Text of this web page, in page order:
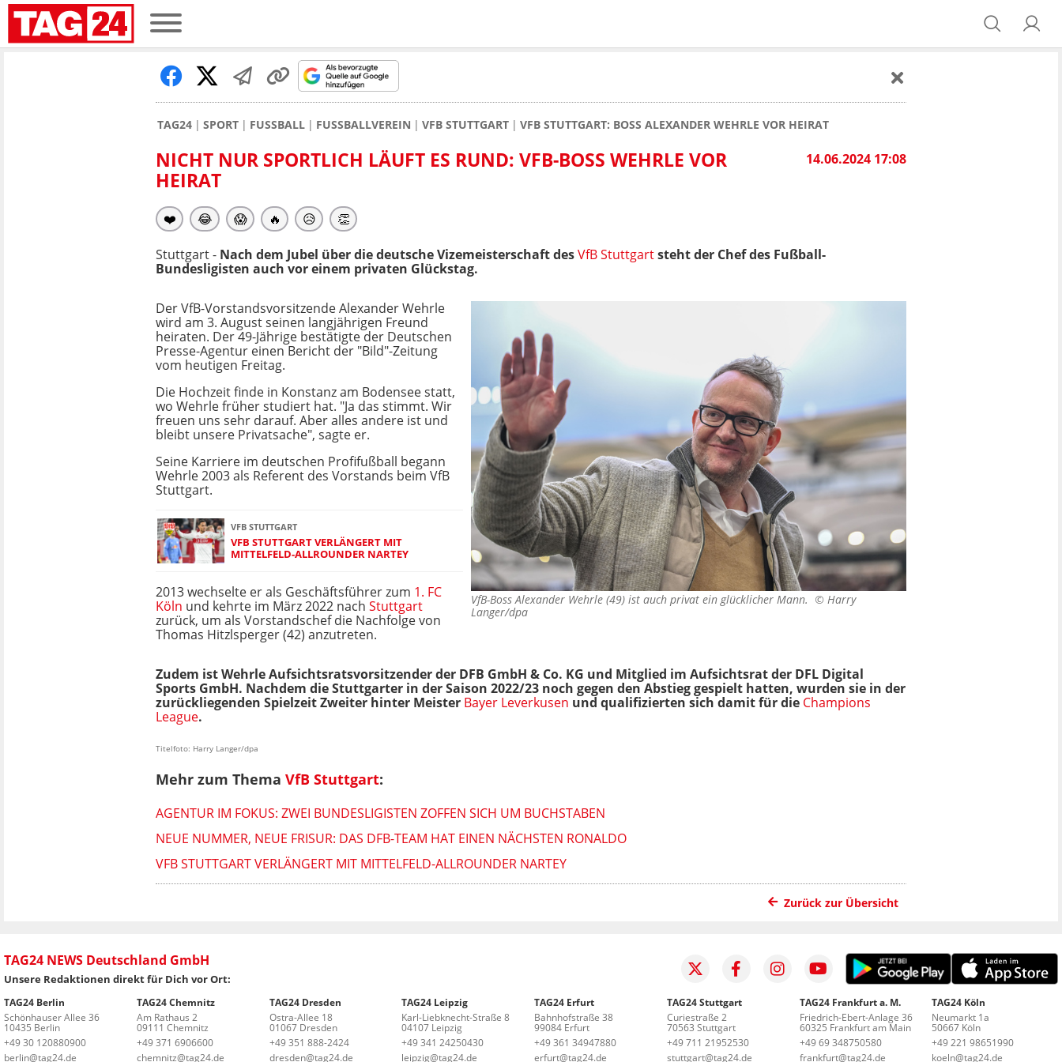
TAG24 SPORT FUSSBALL FUSSBALLVEREIN VFB STUTTGART VFB STUTTGART: BOSS ALEXANDER WEHRLE VOR HEIRAT
14.06.2024 17:08
NICHT NUR SPORTLICH LÄUFT ES RUND: VFB-BOSS WEHRLE VOR
HEIRAT
❤️ 😂 😱 🔥 😥 👏
Stuttgart - Nach dem Jubel über die deutsche Vizemeisterschaft desVfB Stuttgartsteht der Chef des Fußball-
Bundesligisten auch vor einem privaten Glückstag.
VfB-Boss Alexander Wehrle (49) ist auch privat ein glücklicher Mann. © Harry
Langer/dpa
Der VfB-Vorstandsvorsitzende Alexander Wehrle
wird am 3. August seinen langjährigen Freund
heiraten. Der 49-Jährige bestätigte der Deutschen
Presse-Agentur einen Bericht der "Bild"-Zeitung
vom heutigen Freitag.
Die Hochzeit finde in Konstanz am Bodensee statt,
wo Wehrle früher studiert hat. "Ja das stimmt. Wir
freuen uns sehr darauf. Aber alles andere ist und
bleibt unsere Privatsache", sagte er.
Seine Karriere im deutschen Profifußball begann
Wehrle 2003 als Referent des Vorstands beim VfB
Stuttgart.
VFB STUTTGART
VFB STUTTGART VERLÄNGERT MIT
MITTELFELD-ALLROUNDER NARTEY
2013 wechselte er als Geschäftsführer zum 1. FC
Köln und kehrte im März 2022 nach Stuttgart
zurück, um als Vorstandschef die Nachfolge von
Thomas Hitzlsperger (42) anzutreten.
Zudem ist Wehrle Aufsichtsratsvorsitzender der DFB GmbH & Co. KG und Mitglied im Aufsichtsrat der DFL Digital
Sports GmbH. Nachdem die Stuttgarter in der Saison 2022/23 noch gegen den Abstieg gespielt hatten, wurden sie in der
zurückliegenden Spielzeit Zweiter hinter Meister Bayer Leverkusen und qualifizierten sich damit für die Champions
League.
Titelfoto: Harry Langer/dpa
Mehr zum Thema VfB Stuttgart:
AGENTUR IM FOKUS: ZWEI BUNDESLIGISTEN ZOFFEN SICH UM BUCHSTABEN
NEUE NUMMER, NEUE FRISUR: DAS DFB-TEAM HAT EINEN NÄCHSTEN RONALDO
VFB STUTTGART VERLÄNGERT MIT MITTELFELD-ALLROUNDER NARTEY
Zurück zur Übersicht
TAG24 NEWS Deutschland GmbH
Unsere Redaktionen direkt für Dich vor Ort:
TAG24 Berlin
Schönhauser Allee 36
10435 Berlin
+49 30 120880900
berlin@tag24.de
TAG24 Chemnitz
Am Rathaus 2
09111 Chemnitz
+49 371 6906600
chemnitz@tag24.de
TAG24 Dresden
Ostra-Allee 18
01067 Dresden
+49 351 888-2424
dresden@tag24.de
TAG24 Leipzig
Karl-Liebknecht-Straße 8
04107 Leipzig
+49 341 24250430
leipzig@tag24.de
TAG24 Erfurt
Bahnhofstraße 38
99084 Erfurt
+49 361 34947880
erfurt@tag24.de
TAG24 Stuttgart
Curiestraße 2
70563 Stuttgart
+49 711 21952530
stuttgart@tag24.de
TAG24 Frankfurt a. M.
Friedrich-Ebert-Anlage 36
60325 Frankfurt am Main
+49 69 348750580
frankfurt@tag24.de
TAG24 Köln
Neumarkt 1a
50667 Köln
+49 221 98651990
koeln@tag24.de